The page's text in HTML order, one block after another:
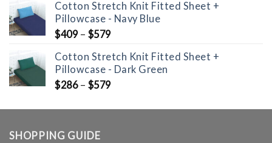
Cotton Stretch Knit Fitted Sheet +
Pillowcase - Navy Blue
$409– $579
Cotton Stretch Knit Fitted Sheet +
Pillowcase - Dark Green
$286– $579
SHOPPING GUIDE